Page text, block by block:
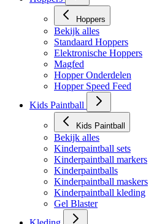
Hoppers
Hoppers
Bekijk alles
Standaard Hoppers
Elektronische Hoppers
Magfed
Hopper Onderdelen
Hopper Speed Feed
Kids Paintball
Kids Paintball
Bekijk alles
Kinderpaintball sets
Kinderpaintball markers
Kinderpaintballs
Kinderpaintball maskers
Kinderpaintball kleding
Gel Blaster